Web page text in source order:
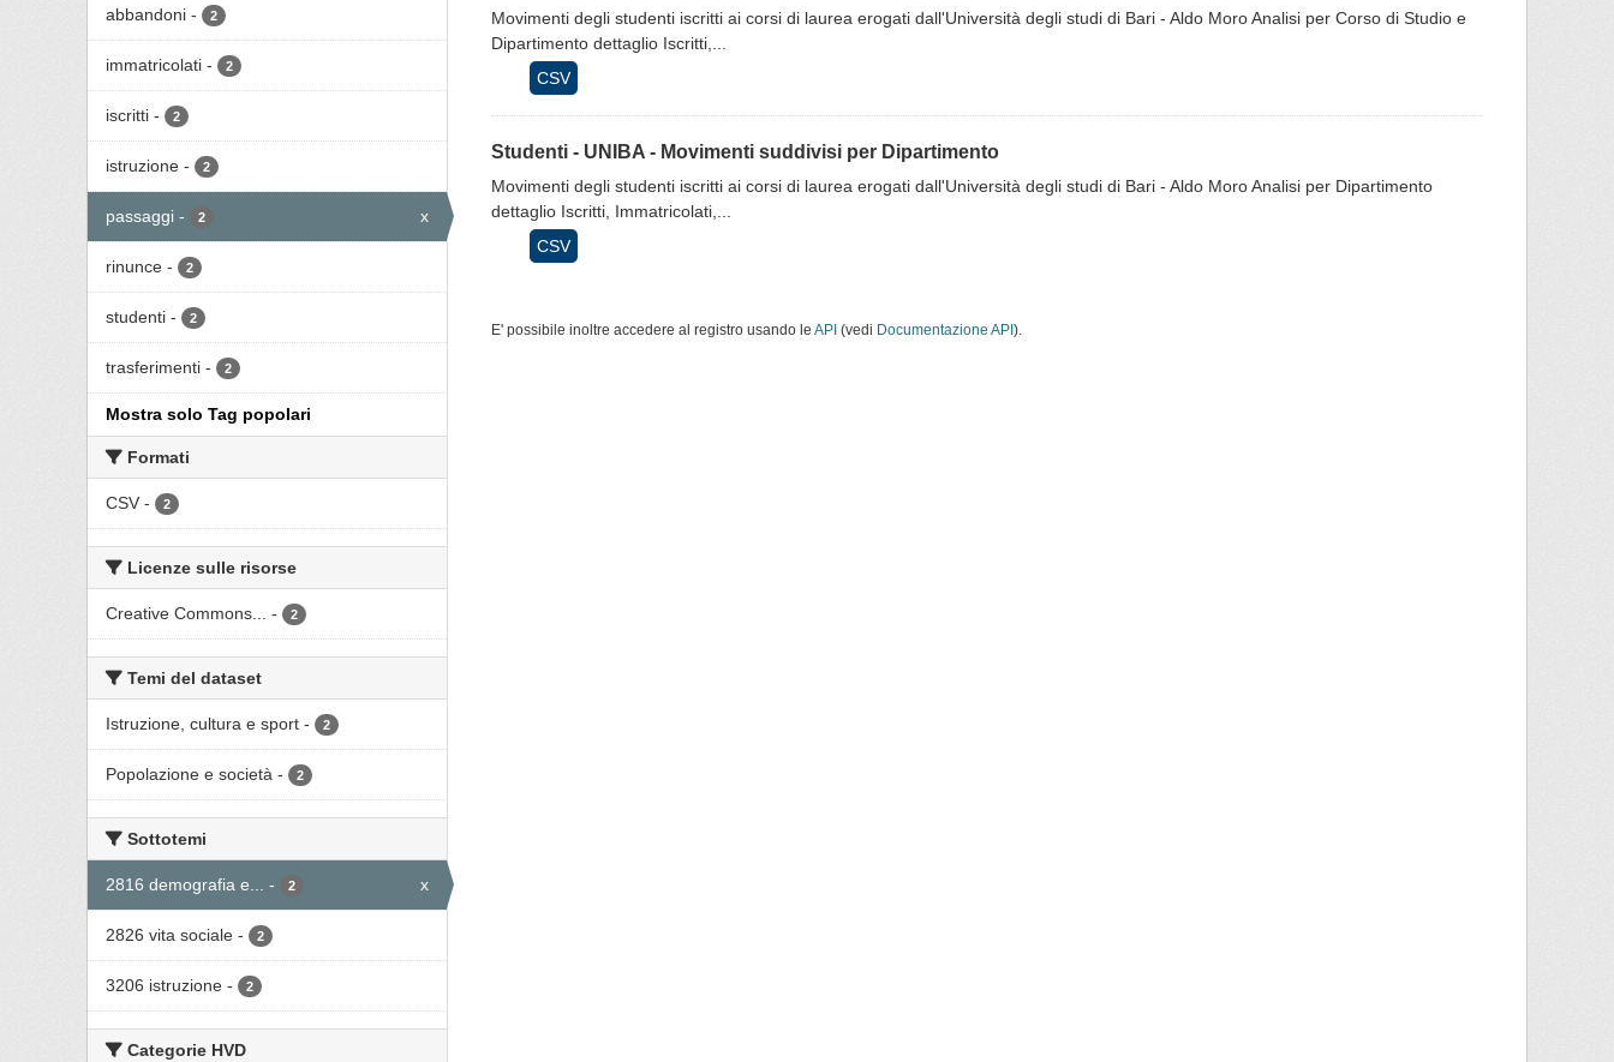
abbandoni - 2
immatricolati - 2
iscritti - 2
istruzione - 2
passaggi - 2 x
rinunce - 2
studenti - 2
trasferimenti - 2
Mostra solo Tag popolari
Formati
CSV - 2
Licenze sulle risorse
Creative Commons... - 2
Temi del dataset
Istruzione, cultura e sport - 2
Popolazione e società - 2
Sottotemi
2816 demografia e... - 2 x
2826 vita sociale - 2
3206 istruzione - 2
Categorie HVD
Movimenti degli studenti iscritti ai corsi di laurea erogati dall'Università degli studi di Bari - Aldo Moro Analisi per Corso di Studio e
Dipartimento dettaglio Iscritti,...
CSV
Studenti - UNIBA - Movimenti suddivisi per Dipartimento
Movimenti degli studenti iscritti ai corsi di laurea erogati dall'Università degli studi di Bari - Aldo Moro Analisi per Dipartimento
dettaglio Iscritti, Immatricolati,...
CSV
E' possibile inoltre accedere al registro usando le API (vedi Documentazione API ).